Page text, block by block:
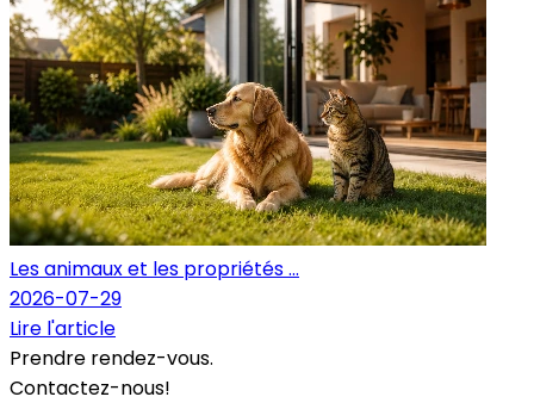
Les animaux et les propriétés ...
2026-07-29
Lire l'article
Prendre rendez-vous.
Contactez-nous!